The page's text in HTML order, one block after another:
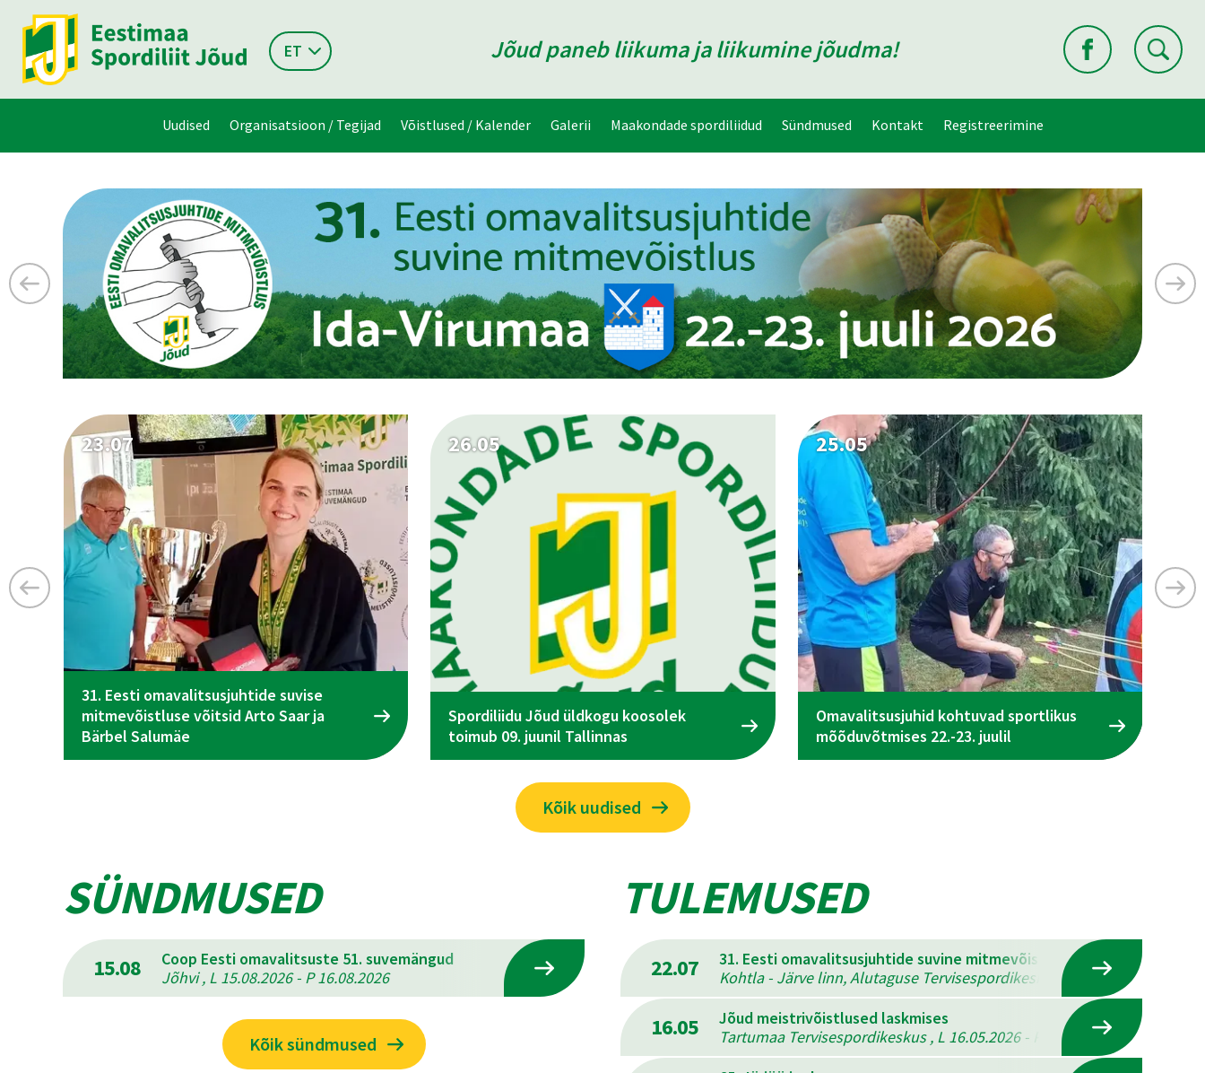
ET Jõud paneb liikuma ja liikumine jõudma!
Uudised Organisatsioon / Tegijad Võistlused / Kalender Galerii Maakondade spordiliidud Sündmused Kontakt Registreerimine
23.07
31. Eesti omavalitsusjuhtide suvise
mitmevõistluse võitsid Arto Saar ja
Bärbel Salumäe
26.05
Spordiliidu Jõud üldkogu koosolek
toimub 09. juunil Tallinnas
25.05
Omavalitsusjuhid kohtuvad sportlikus
mõõduvõtmises 22.-23. juulil
Kõik uudised
SÜNDMUSED
15.08
Coop Eesti omavalitsuste 51. suvemängud
Jõhvi , L 15.08.2026 - P 16.08.2026
Kõik sündmused
TULEMUSED
22.07
31. Eesti omavalitsusjuhtide suvine mitmevõistlus
Kohtla - Järve linn, Alutaguse Tervisespordikeskus , K 22.07.2026 - N
16.05
Jõud meistrivõistlused laskmises
Tartumaa Tervisespordikeskus , L 16.05.2026 - P 17.05.2026